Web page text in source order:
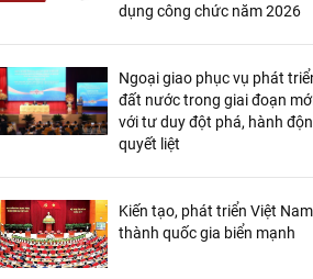
dụng công chức năm 2026
Ngoại giao phục vụ phát
đất nước trong giai đoạn
với tư duy đột phá, hành
quyết liệt
Kiến tạo, phát triển Việt
thành quốc gia biển mạnh